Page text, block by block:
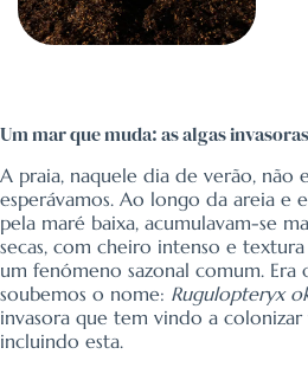
Um mar que muda: as algas
A praia, naquele dia de verão, não
esperávamos. Ao longo da areia e
pela maré baixa, acumulavam-se
secas, com cheiro intenso e
um fenómeno sazonal comum. Era
soubemos o nome: Rugulopteryx
invasora que tem vindo a colonizar
incluindo esta.